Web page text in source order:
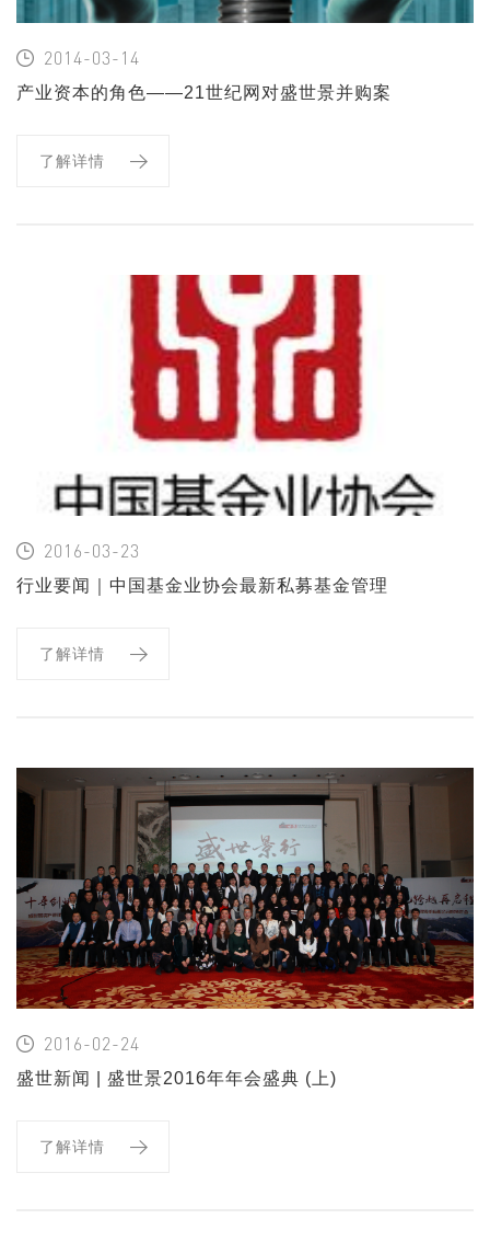
2014-03-14
产业资本的角色——21世纪网对盛世景并购案
了解详情
2016-03-23
行业要闻｜中国基金业协会最新私募基金管理
了解详情
2016-02-24
盛世新闻 | 盛世景2016年年会盛典 (上)
了解详情